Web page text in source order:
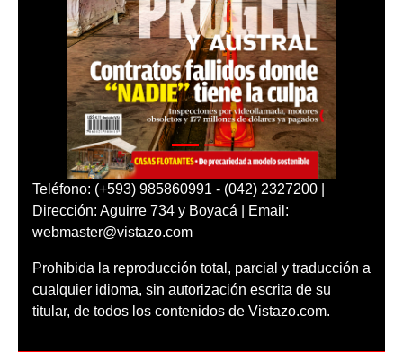
Teléfono: (+593) 985860991 - (042) 2327200 |
Dirección: Aguirre 734 y Boyacá | Email:
webmaster@vistazo.com
Prohibida la reproducción total, parcial y traducción a
cualquier idioma, sin autorización escrita de su
titular, de todos los contenidos de Vistazo.com.